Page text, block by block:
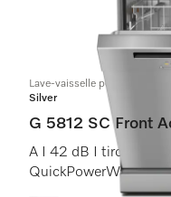
Lave-vaisselle posable
Silver
G 5812 SC Front
A I 42 dB I tiroir à
QuickPowerWash I